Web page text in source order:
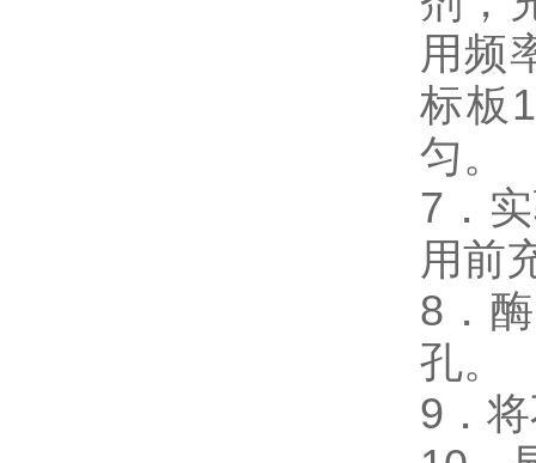
用频
标板
匀。
7．
用前
8．
孔。
9．